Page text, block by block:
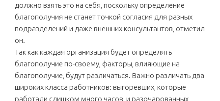
должно взять это на себя, поскольку определение
благополучия не станет точкой согласия для разных
подразделений и даже внешних консультантов, отметил
он.
Так как каждая организация будет определять
благополучие по-своему, факторы, влияющие на
благополучие, будут различаться. Важно различать два
широких класса работников: выгоревших, которые
работали слишком много часов, и разочарованных,